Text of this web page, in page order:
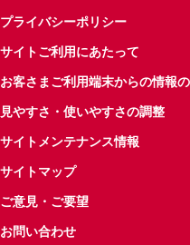
プライバシーポリシー
サイトご利用にあたって
お客さまご利用端末からの情報
見やすさ・使いやすさの調整
サイトメンテナンス情報
サイトマップ
ご意見・ご要望
お問い合わせ